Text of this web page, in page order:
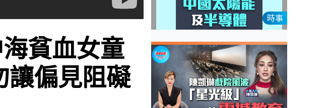
貧血女童
讓偏見阻礙
時事